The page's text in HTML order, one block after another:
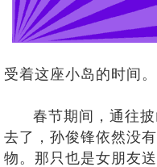
受着这座小岛的时间。
春节期间，通往披
去了，孙俊锋依然没
物。那只也是女朋友